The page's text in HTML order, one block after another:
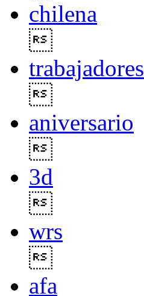
chilena
trabajadores
aniversario
3d
wrs
afa